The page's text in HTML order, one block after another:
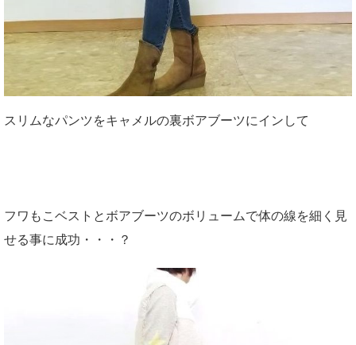
スリムなパンツをキャメルの裏ボアブーツにインして
フワもこベストとボアブーツのボリュームで体の線を細く見
せる事に成功・・・？